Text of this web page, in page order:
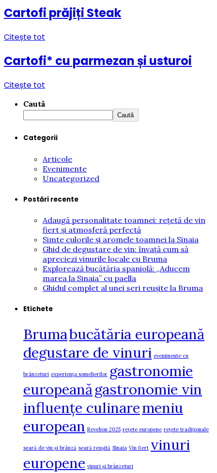
Cartofi prăjiți Steak
Citește tot
Cartofi* cu parmezan și usturoi
Citește tot
Caută
Caută
Categorii
Articole
Evenimente
Uncategorized
Postări recente
Adaugă personalitate toamnei: rețetă de vin
fiert și atmosferă perfectă
Simte culorile și aromele toamnei la Sinaia
Ghid de degustare de vin: învață cum să
apreciezi vinurile locale cu Bruma
Explorează bucătăria spaniolă: „Aducem
marea la Sinaia” cu paella
Ghidul complet al unei seri reușite la Bruma
Etichete
Brumabucătăria europeană
degustare de vinuri evenimente cu
brânzeturi experiența somelierilor gastronomie
europeanăgastronomie vin
influențe culinaremeniu
european Revelion 2025 rețete europene rețete tradiționale
seară de vin și brânză seară reușită Sinaia Vin fiert vinuri
europene vinuri și brânzeturi